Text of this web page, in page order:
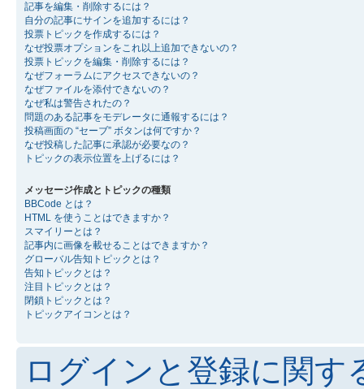
記事を編集・削除するには？
自分の記事にサインを追加するには？
投票トピックを作成するには？
なぜ投票オプションをこれ以上追加できないの？
投票トピックを編集・削除するには？
なぜフォーラムにアクセスできないの？
なぜファイルを添付できないの？
なぜ私は警告されたの？
問題のある記事をモデレータに通報するには？
投稿画面の “セーブ” ボタンは何ですか？
なぜ投稿した記事に承認が必要なの？
トピックの表示位置を上げるには？
メッセージ作成とトピックの種類
BBCode とは？
HTML を使うことはできますか？
スマイリーとは？
記事内に画像を載せることはできますか？
グローバル告知トピックとは？
告知トピックとは？
注目トピックとは？
閉鎖トピックとは？
トピックアイコンとは？
ログインと登録に関す